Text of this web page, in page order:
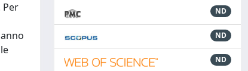
Per
ND
ND
ND